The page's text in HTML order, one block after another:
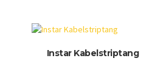
Instar Kabelstriptang